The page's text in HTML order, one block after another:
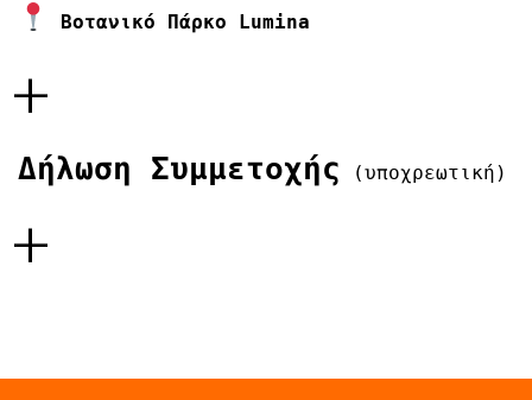
Βοτανικό Πάρκο Lumina
+
Δήλωση Συμμετοχής (υποχρεωτική)
+